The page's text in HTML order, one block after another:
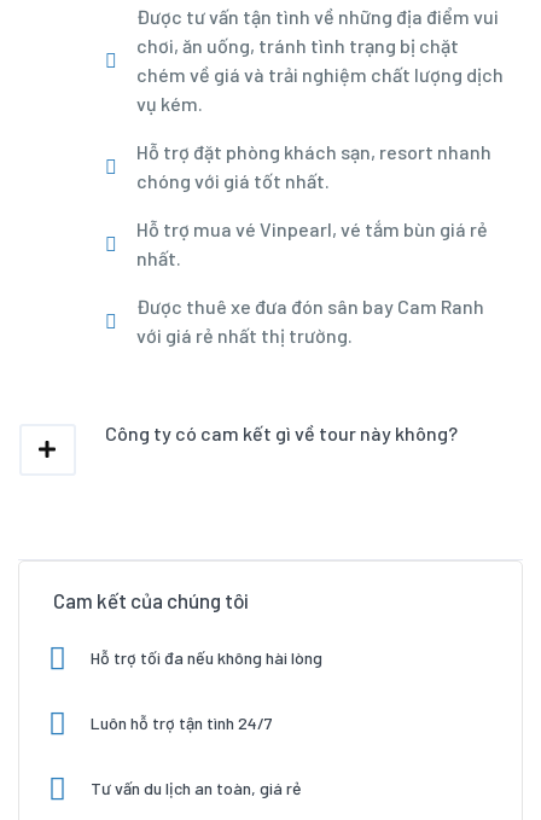
Được tư vấn tận tình về những địa điểm vui
chơi, ăn uống, tránh tình trạng bị chặt
chém về giá và trải nghiệm chất lượng dịch
vụ kém.
Hỗ trợ đặt phòng khách sạn, resort nhanh
chóng với giá tốt nhất.
Hỗ trợ mua vé Vinpearl, vé tắm bùn giá rẻ
nhất.
Được thuê xe đưa đón sân bay Cam Ranh
với giá rẻ nhất thị trường.
Công ty có cam kết gì về tour này không?
Cam kết của chúng tôi
Hỗ trợ tối đa nếu không hài lòng
Luôn hỗ trợ tận tình 24/7
Tư vấn du lịch an toàn, giá rẻ